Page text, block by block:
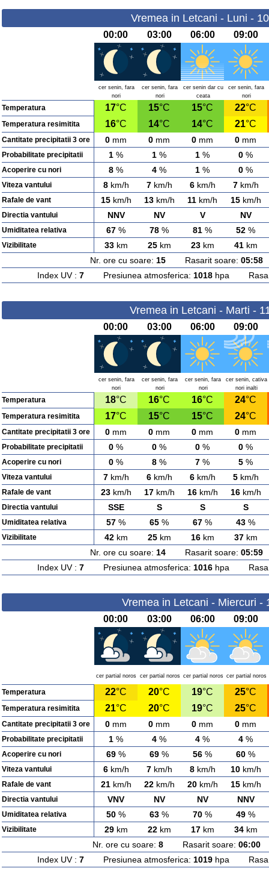
Vremea in Letcani - Luni -
00:00 03:00 06:00 09:00
cer senin, fara
nori
cer senin, fara
nori
cer senin dar cu
ceata
cer senin, fara
nori
Temperatura 17°C 15°C 15°C 22°C
Temperatura resimitita 16°C 14°C 14°C 21°C
Cantitate precipitatii 3 ore 0 mm 0 mm 0 mm 0 mm
Probabilitate precipitatii 1 % 1 % 1 % 0 %
Acoperire cu nori 8 % 4 % 1 % 0 %
Viteza vantului 8km/h 7km/h 6km/h 7km/h
Rafale de vant 15km/h 13km/h 11 km/h 15km/h
Directia vantului NNV NV V NV
Umiditatea relativa 67 % 78 % 81 % 52 %
Vizibilitate 33km 25km 23km 41km
Nr. ore cu soare: 15Rasarit soare: 05:58
Index UV : 7Presiunea atmosferica: 1018hpa
Vremea in Letcani - Marti -
00:00 03:00 06:00 09:00
cer senin, fara
nori
cer senin, fara
nori
cer senin, fara
nori
cer senin, cativa
nori inalti
Temperatura 18°C 16°C 16°C 24°C
Temperatura resimitita 17°C 15°C 15°C 24°C
Cantitate precipitatii 3 ore 0 mm 0 mm 0 mm 0 mm
Probabilitate precipitatii 0 % 0 % 0 % 0 %
Acoperire cu nori 0 % 8 % 7 % 5 %
Viteza vantului 7km/h 6km/h 6km/h 5km/h
Rafale de vant 23km/h 17km/h 16km/h 16km/h
Directia vantului SSE S S S
Umiditatea relativa 57 % 65 % 67 % 43 %
Vizibilitate 42km 25km 16km 37km
Nr. ore cu soare: 14Rasarit soare: 05:59
Index UV : 7Presiunea atmosferica: 1016hpa
Vremea in Letcani - Miercuri -
00:00 03:00 06:00 09:00
cer partial noros cer partial noros cer partial noros cer partial noros
Temperatura 22°C 20°C 19°C 25°C
Temperatura resimitita 21°C 20°C 19°C 25°C
Cantitate precipitatii 3 ore 0 mm 0 mm 0 mm 0 mm
Probabilitate precipitatii 1 % 4 % 4 % 4 %
Acoperire cu nori 69 % 69 % 56 % 60 %
Viteza vantului 6km/h 7km/h 8km/h 10km/h
Rafale de vant 21km/h 22km/h 20km/h 15km/h
Directia vantului VNV NV NV NNV
Umiditatea relativa 50 % 63 % 70 % 49 %
Vizibilitate 29km 22km 17km 34km
Nr. ore cu soare: 8Rasarit soare: 06:00
Index UV : 7Presiunea atmosferica: 1019hpa